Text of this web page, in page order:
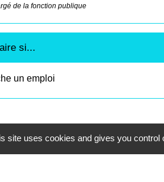
de la fonction publique
si...
un emploi
site uses cookies and gives you control